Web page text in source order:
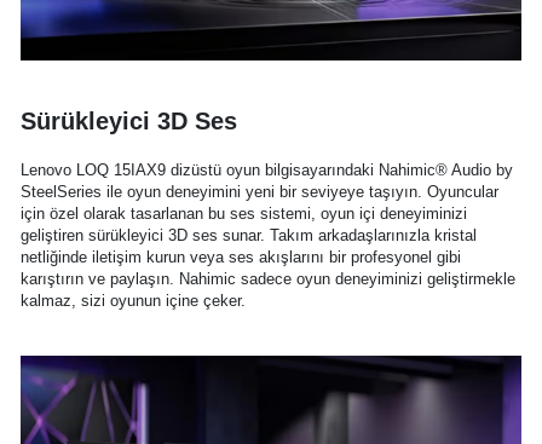
Sürükleyici 3D Ses
Lenovo LOQ 15IAX9 dizüstü oyun bilgisayarındaki Nahimic® Audio by
SteelSeries ile oyun deneyimini yeni bir seviyeye taşıyın. Oyuncular
için özel olarak tasarlanan bu ses sistemi, oyun içi deneyiminizi
geliştiren sürükleyici 3D ses sunar. Takım arkadaşlarınızla kristal
netliğinde iletişim kurun veya ses akışlarını bir profesyonel gibi
karıştırın ve paylaşın. Nahimic sadece oyun deneyiminizi geliştirmekle
kalmaz, sizi oyunun içine çeker.